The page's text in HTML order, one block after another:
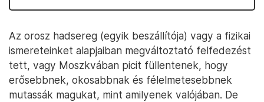
Az orosz hadsereg (egyik beszállítója) vagy a fizikai
ismereteinket alapjaiban megváltoztató felfedezést
tett, vagy Moszkvában picit füllentenek, hogy
erősebbnek, okosabbnak és félelmetesebbnek
mutassák magukat, mint amilyenek valójában. De